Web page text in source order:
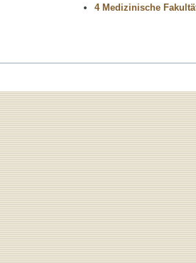
4 Medizinische